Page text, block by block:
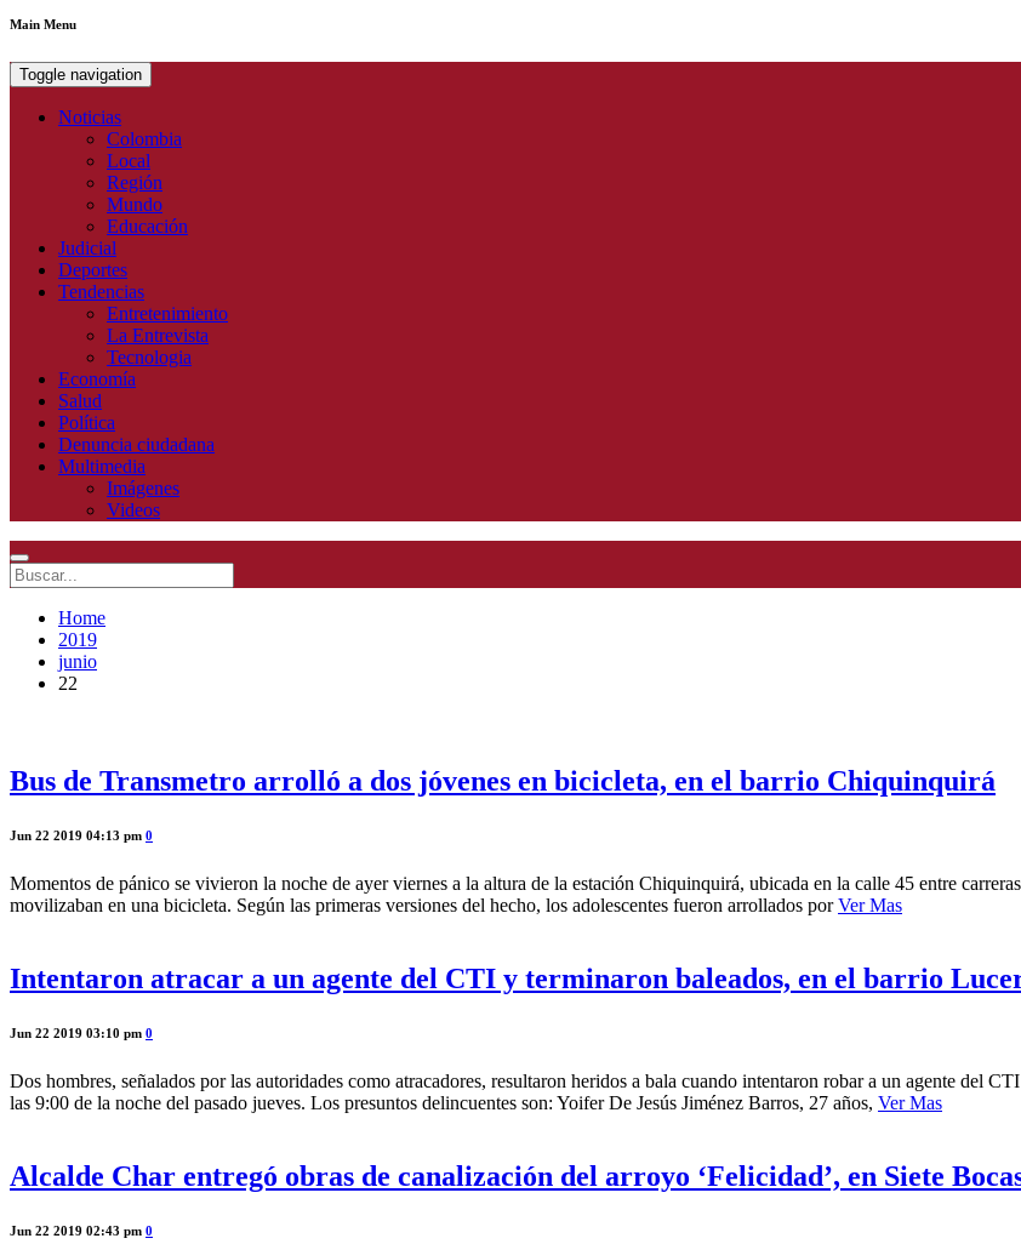
Main Menu
Toggle navigation
Noticias
Colombia
Local
Región
Mundo
Educación
Judicial
Deportes
Tendencias
Entretenimiento
La Entrevista
Tecnologia
Economía
Salud
Política
Denuncia ciudadana
Multimedia
Imágenes
Videos
Home
2019
junio
22
Bus de Transmetro arrolló a dos jóvenes en bicicleta, en el barrio Chiquinquirá
Jun 22 2019 04:13 pm 0
Momentos de pánico se vivieron la noche de ayer viernes a la altura de la estación Chiquinquirá, ubicada en la calle 45 entre
movilizaban en una bicicleta. Según las primeras versiones del hecho, los adolescentes fueron arrollados porVer Mas
Intentaron atracar a un agente del CTI y terminaron baleados, en el barrio
Jun 22 2019 03:10 pm 0
Dos hombres, señalados por las autoridades como atracadores, resultaron heridos a bala cuando intentaron robar a un agente del
las 9:00 de la noche del pasado jueves. Los presuntos delincuentes son: Yoifer De Jesús Jiménez Barros, 27 años, Ver Mas
Alcalde Char entregó obras de canalización del arroyo ‘Felicidad’, en Siete
Jun 22 2019 02:43 pm 0